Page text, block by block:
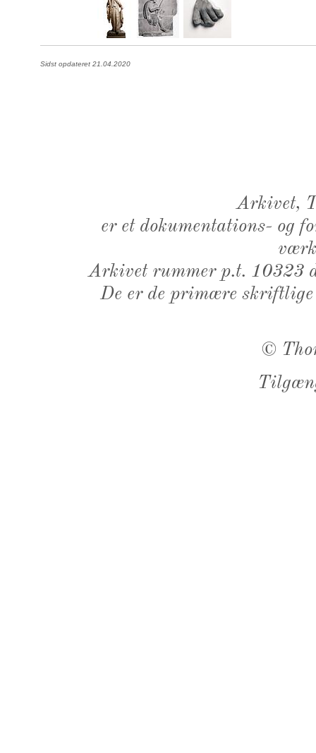
Sidst opdateret 21.04.2020
Arkivet,
er et dokumentations- og
Arkivet rummer p.t. 10323
De er de primære
©